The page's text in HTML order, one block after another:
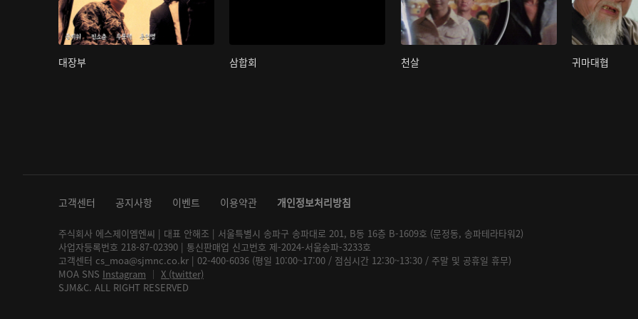
대장부 삼합회 천살 귀마대협
고객센터 공지사항 이벤트 이용약관 개인정보처리방침
주식회사 에스제이엠엔씨 | 대표 안해조 | 서울특별시 송파구 송파대로 201, B동 16층 B-1609호 (문정동, 송파테라타워2)
사업자등록번호 218-87-02390 | 통신판매업 신고번호 제-2024-서울송파-3233호
고객센터 cs_moa@sjmnc.co.kr | 02-400-6036 (평일 10:00~17:00 / 점심시간 12:30~13:30 / 주말 및 공휴일 휴무)
MOA SNS Instagram │ X (twitter)
SJM&C. ALL RIGHT RESERVED